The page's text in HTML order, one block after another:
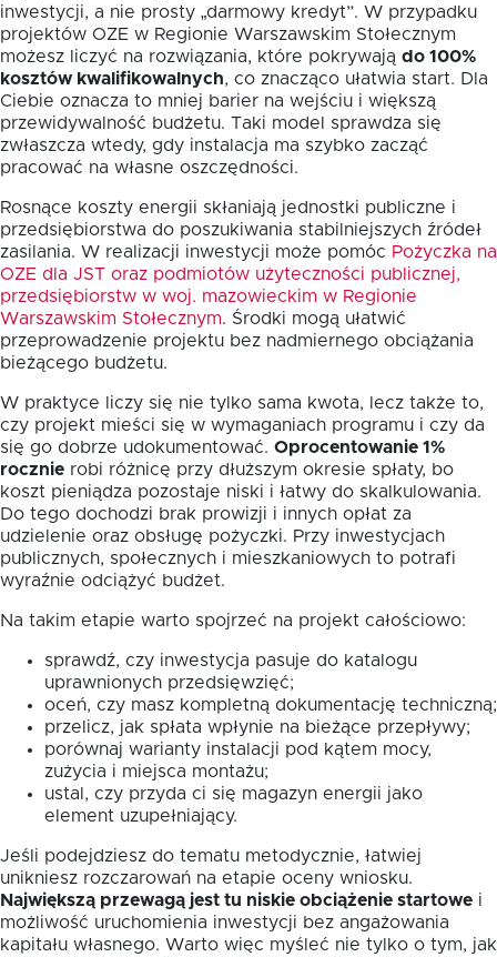
inwestycji, a nie prosty „darmowy kredyt”. W przypadku
projektów OZE w Regionie Warszawskim Stołecznym
możesz liczyć na rozwiązania, które pokrywają do 100%
kosztów kwalifikowalnych, co znacząco ułatwia start. Dla
Ciebie oznacza to mniej barier na wejściu i większą
przewidywalność budżetu. Taki model sprawdza się
zwłaszcza wtedy, gdy instalacja ma szybko zacząć
pracować na własne oszczędności.
Rosnące koszty energii skłaniają jednostki publiczne i
przedsiębiorstwa do poszukiwania stabilniejszych źródeł
zasilania. W realizacji inwestycji może pomóc Pożyczka na
OZE dla JST oraz podmiotów użyteczności publicznej,
przedsiębiorstw w woj. mazowieckim w Regionie
Warszawskim Stołecznym. Środki mogą ułatwić
przeprowadzenie projektu bez nadmiernego obciążania
bieżącego budżetu.
W praktyce liczy się nie tylko sama kwota, lecz także to,
czy projekt mieści się w wymaganiach programu i czy da
się go dobrze udokumentować. Oprocentowanie 1%
rocznie robi różnicę przy dłuższym okresie spłaty, bo
koszt pieniądza pozostaje niski i łatwy do skalkulowania.
Do tego dochodzi brak prowizji i innych opłat za
udzielenie oraz obsługę pożyczki. Przy inwestycjach
publicznych, społecznych i mieszkaniowych to potrafi
wyraźnie odciążyć budżet.
Na takim etapie warto spojrzeć na projekt całościowo:
sprawdź, czy inwestycja pasuje do katalogu
uprawnionych przedsięwzięć;
oceń, czy masz kompletną dokumentację techniczną;
przelicz, jak spłata wpłynie na bieżące przepływy;
porównaj warianty instalacji pod kątem mocy,
zużycia i miejsca montażu;
ustal, czy przyda ci się magazyn energii jako
element uzupełniający.
Jeśli podejdziesz do tematu metodycznie, łatwiej
unikniesz rozczarowań na etapie oceny wniosku.
Największą przewagą jest tu niskie obciążenie startowe i
możliwość uruchomienia inwestycji bez angażowania
kapitału własnego. Warto więc myśleć nie tylko o tym, jak